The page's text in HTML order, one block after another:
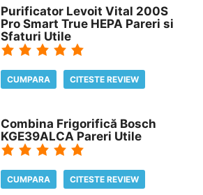
Purificator Levoit Vital 200S
Pro Smart True HEPA Pareri si
Sfaturi Utile
CUMPARA CITESTE REVIEW
Combina Frigorifică Bosch
KGE39ALCA Pareri Utile
CUMPARA CITESTE REVIEW